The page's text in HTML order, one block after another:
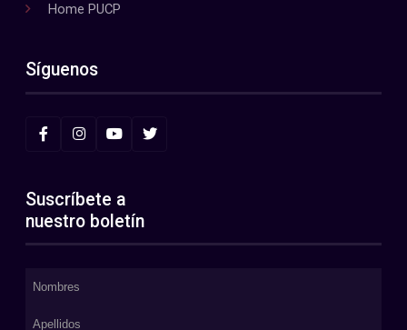
Home PUCP
Síguenos
Suscríbete a
nuestro boletín